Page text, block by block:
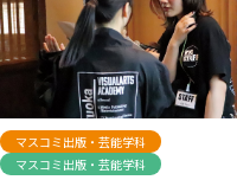
マスコミ出版・芸能学科
マスコミ出版・芸能学科